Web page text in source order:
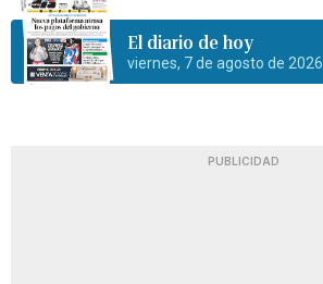
El diario de hoy
viernes, 7 de agosto de 2026
PUBLICIDAD